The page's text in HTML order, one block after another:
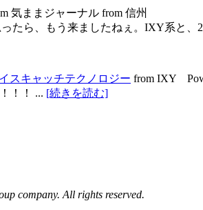
気ままジャーナル from 信州
たら、もう来ましたねぇ。IXY系と、
キャッチテクノロジー from IXY
！！ ... [続きを読む]
company. All rights reserved.